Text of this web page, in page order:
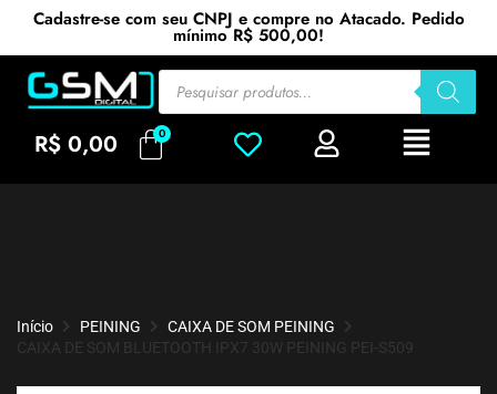
Cadastre-se com seu CNPJ e compre no Atacado. Pedido
mínimo R$ 500,00!
R$ 0,00
Início PEINING
CAIXA DE SOM PEINING
CAIXA DE SOM BLUETOOTH IPX7 30W PEINING PEI-S509